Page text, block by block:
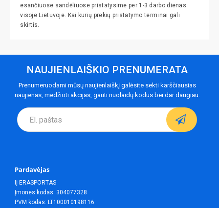
esančiuose sandėliuose pristatysime per 1-3 darbo dienas
visoje Lietuvoje. Kai kurių prekių pristatymo terminai gali
skirtis.
NAUJIENLAIŠKIO PRENUMERATA
Prenumeruodami mūsų naujienlaiškį galėsite sekti karščiausias
naujienas, medžioti akcijas, gauti nuolaidų kodus bei dar daugiau.
Pardavėjas
IĮ ERASPORTAS
Įmones kodas: 304077328
PVM kodas: LT100010198116